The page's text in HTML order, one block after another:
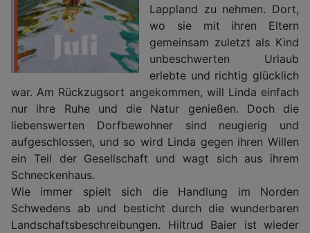
Lappland zu nehmen. Dort,
wo sie mit ihren Eltern
gemeinsam zuletzt als Kind
unbeschwerten Urlaub
erlebte und richtig glücklich
war. Am Rückzugsort angekommen, will Linda einfach
nur ihre Ruhe und die Natur genießen. Doch die
liebenswerten Dorfbewohner sind neugierig und
aufgeschlossen, und so wird Linda gegen ihren Willen
ein Teil der Gesellschaft und wagt sich aus ihrem
Schneckenhaus.
Wie immer spielt sich die Handlung im Norden
Schwedens ab und besticht durch die wunderbaren
Landschaftsbeschreibungen. Hiltrud Baier ist wieder